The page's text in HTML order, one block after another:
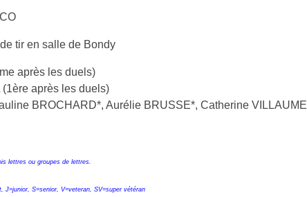
tir en salle de Bondy
après les duels)
après les duels)
BROCHARD*, Aurélie BRUSSE*, Catherine
lettres ou groupes de lettres.
J=junior, S=senior, V=veteran, SV=super vétéran